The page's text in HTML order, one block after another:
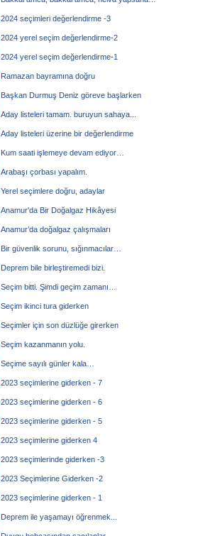
2024 seçimleri değerlendirme -3
2024 yerel seçim değerlendirme-2
2024 yerel seçim değerlendirme-1
Ramazan bayramına doğru
Başkan Durmuş Deniz göreve başlarken
Aday listeleri tamam. buruyun sahaya...
Aday listeleri üzerine bir değerlendirme
Kum saati işlemeye devam ediyor…
Arabaşı çorbası yapalım.
Yerel seçimlere doğru, adaylar
Anamur'da Bir Doğalgaz Hikâyesi
Anamur’da doğalgaz çalışmaları
Bir güvenlik sorunu, sığınmacılar…
Deprem bile birleştiremedi bizi.
Seçim bitti. Şimdi geçim zamanı…
Seçim ikinci tura giderken
Seçimler için son düzlüğe girerken
Seçim kazanmanın yolu.
Seçime sayılı günler kala…
2023 seçimlerine giderken - 7
2023 seçimlerine giderken - 6
2023 seçimlerine giderken - 5
2023 seçimlerine giderken 4
2023 seçimlerinde giderken -3
2023 Seçimlerine Giderken -2
2023 seçimlerine giderken - 1
Deprem ile yaşamayı öğrenmek...